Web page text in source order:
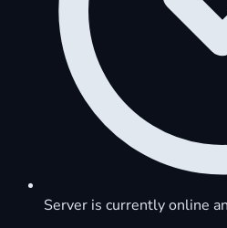
Server is currently online